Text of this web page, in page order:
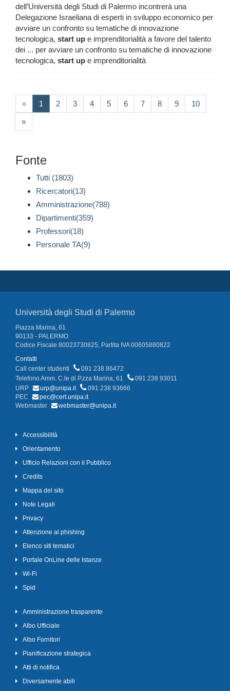
dell’Università degli Studi di Palermo incontrerà una
Delegazione Israeliana di esperti in sviluppo economico per
avviare un confronto su tematiche di innovazione
tecnologica, start up e imprenditorialità a favore del talento
dei ... per avviare un confronto su tematiche di innovazione
tecnologica, start up e imprenditorialità
« 1 (current)
2 3 4 5 6 7 8 9 10
»
Fonte
Tutti (1803)
Ricercatori(13)
Amministrazione(788)
Dipartimenti(359)
Professori(18)
Personale TA(9)
Università degli Studi di Palermo
Piazza Marina, 61
90133 - PALERMO
Codice Fiscale 80023730825, Partita IVA 00605880822
Contatti
Call center studenti
091 238 86472
Telefono Amm. C.le di P.zza Marina, 61
091 238 93011
URP
urp@unipa.it
091 238 93666
PEC
pec@cert.unipa.it
Webmaster
webmaster@unipa.it
Accessibilità
Orientamento
Ufficio Relazioni con il Pubblico
Credits
Mappa del sito
Note Legali
Privacy
Attenzione al phishing
Elenco siti tematici
Portale OnLine delle Istanze
Wi-Fi
Spid
Amministrazione trasparente
Albo Ufficiale
Albo Fornitori
Pianificazione strategica
Atti di notifica
Diversamente abili